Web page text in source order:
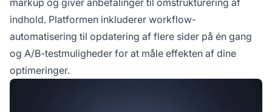
markup og giver anbefalinger til omstrukturering af
indhold. Platformen inkluderer workflow-
automatisering til opdatering af flere sider på én gang
og A/B-testmuligheder for at måle effekten af dine
optimeringer.